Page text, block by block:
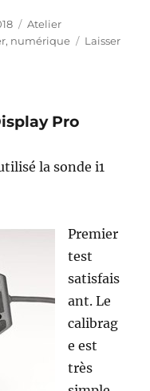
Catégories
Atelier
, numérique
Laisser
Pro
la sonde i1
Premier
test
satisfais
ant. Le
calibrag
e est
très